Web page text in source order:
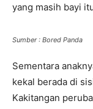
yang masih bayi
Sumber : Bored Panda
Sementara
kekal berada di
Kakitangan